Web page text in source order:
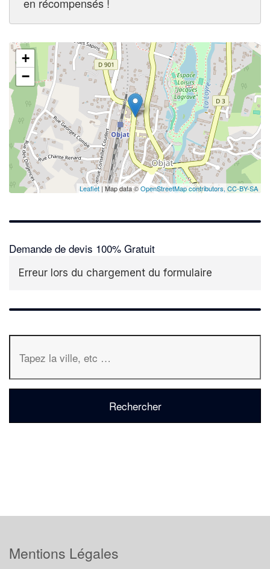
+
−
Leaflet | Map data ©OpenStreetMap contributors, CC-BY-SA
Demande de devis 100% Gratuit
Erreur lors du chargement du formulaire
Mentions Légales